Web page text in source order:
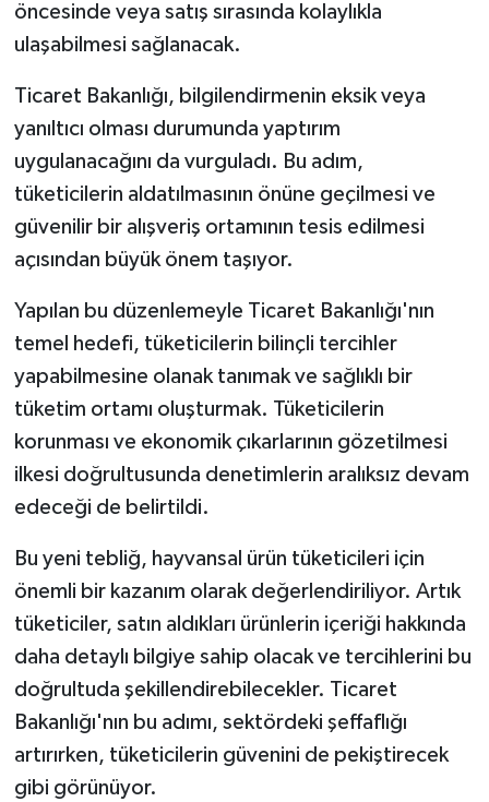
öncesinde veya satış sırasında kolaylıkla
ulaşabilmesi sağlanacak.
Ticaret Bakanlığı, bilgilendirmenin eksik veya
yanıltıcı olması durumunda yaptırım
uygulanacağını da vurguladı. Bu adım,
tüketicilerin aldatılmasının önüne geçilmesi ve
güvenilir bir alışveriş ortamının tesis edilmesi
açısından büyük önem taşıyor.
Yapılan bu düzenlemeyle Ticaret Bakanlığı'nın
temel hedefi, tüketicilerin bilinçli tercihler
yapabilmesine olanak tanımak ve sağlıklı bir
tüketim ortamı oluşturmak. Tüketicilerin
korunması ve ekonomik çıkarlarının gözetilmesi
ilkesi doğrultusunda denetimlerin aralıksız devam
edeceği de belirtildi.
Bu yeni tebliğ, hayvansal ürün tüketicileri için
önemli bir kazanım olarak değerlendiriliyor. Artık
tüketiciler, satın aldıkları ürünlerin içeriği hakkında
daha detaylı bilgiye sahip olacak ve tercihlerini bu
doğrultuda şekillendirebilecekler. Ticaret
Bakanlığı'nın bu adımı, sektördeki şeffaflığı
artırırken, tüketicilerin güvenini de pekiştirecek
gibi görünüyor.